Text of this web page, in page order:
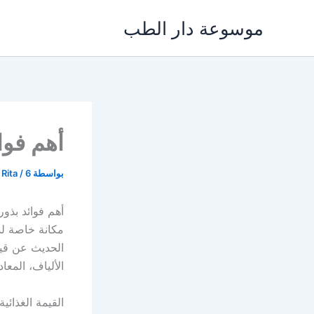
موسوعة دار الطب
أهم
بواسطة /6 يوليو، 2024
أهم فوائد
مكانة خاصة
الحديث عن
الألياف،
القيمة